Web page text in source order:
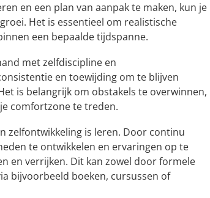
en een plan van aanpak te maken, kun je
Het is essentieel om realistische
een bepaalde tijdspanne.
met zelfdiscipline en
en toewijding om te blijven
is belangrijk om obstakels te overwinnen,
comfortzone te treden.
zelfontwikkeling is leren. Door continu
te ontwikkelen en ervaringen op te
en verrijken. Dit kan zowel door formele
bijvoorbeeld boeken, cursussen of